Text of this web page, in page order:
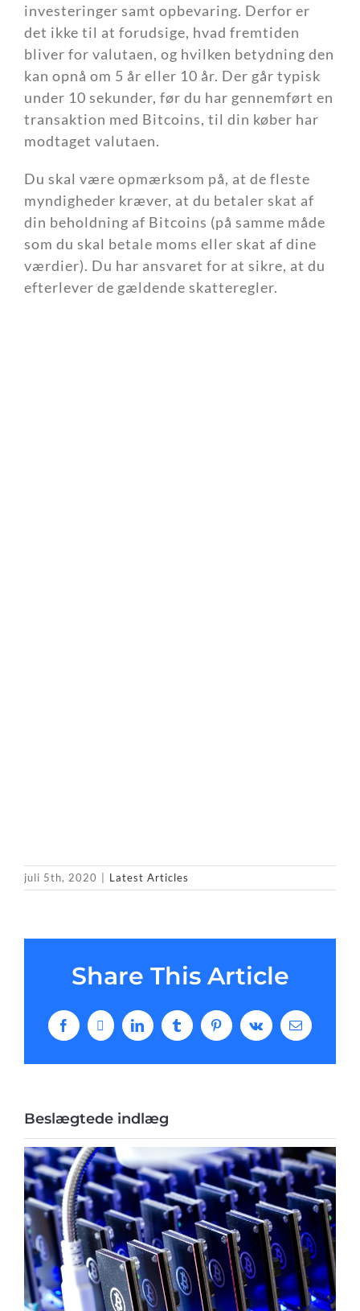
investeringer samt opbevaring. Derfor er
det ikke til at forudsige, hvad fremtiden
bliver for valutaen, og hvilken betydning den
kan opnå om 5 år eller 10 år. Der går typisk
under 10 sekunder, før du har gennemført en
transaktion med Bitcoins, til din køber har
modtaget valutaen.
Du skal være opmærksom på, at de fleste
myndigheder kræver, at du betaler skat af
din beholdning af Bitcoins (på samme måde
som du skal betale moms eller skat af dine
værdier). Du har ansvaret for at sikre, at du
efterlever de gældende skatteregler.
juli 5th, 2020 Latest Articles
Share This Article
Facebook
X LinkedInTumblr PinterestVk
E-
mail
Beslægtede indlæg